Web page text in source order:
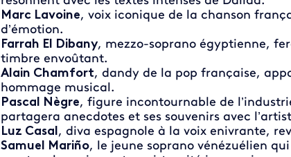
Marc Lavoine, voix iconique de la chanson
d’émotion.
Farrah El Dibany, mezzo-soprano égyptienne,
timbre envoûtant.
Alain Chamfort, dandy de la pop française,
hommage musical.
Pascal Nègre, figure incontournable de
partagera anecdotes et ses souvenirs avec
Luz Casal, diva espagnole à la voix enivrante,
Samuel Mariño, le jeune soprano vénézuélien